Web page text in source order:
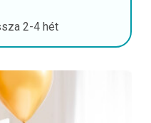
2-4 hét